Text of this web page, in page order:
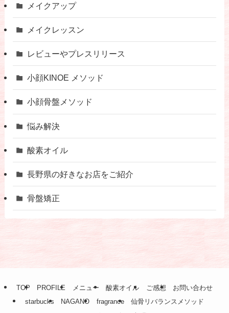
メイクアップ
メイクレッスン
レビューやプレスリリース
小顔KINOE メソッド
小顔骨盤メソッド
悩み解決
酸素オイル
長野県の好きなお店をご紹介
骨盤矯正
TOP PROFILE メニュー 酸素オイル ご感想
お問い合わせ
starbucks
NAGANO fragrance
仙骨リバランスメソッド